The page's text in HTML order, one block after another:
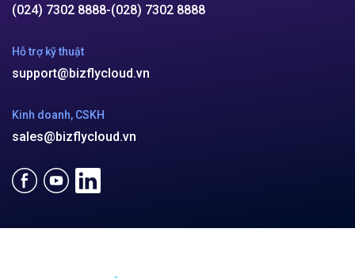
(024) 7302 8888-(028) 7302 8888
Hỗ trợ kỹ thuật
support@bizflycloud.vn
Kinh doanh, CSKH
sales@bizflycloud.vn